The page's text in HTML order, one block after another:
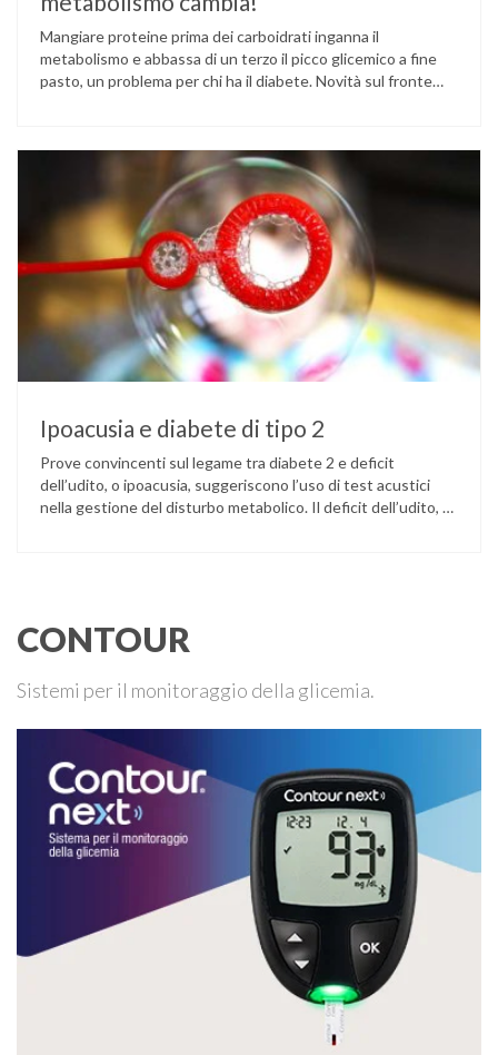
Mangiare proteine prima dei carboidrati inganna il
metabolismo e abbassa di un terzo il picco glicemico a fine
pasto, un problema per chi ha il diabete. Novità sul fronte
come ingannare il metabolismo ed evitare che gli zuccheri …
Ipoacusia e diabete di tipo 2
Prove convincenti sul legame tra diabete 2 e deficit
dell’udito, o ipoacusia, suggeriscono l’uso di test acustici
nella gestione del disturbo metabolico. Il deficit dell’udito, o
CONTOUR
Sistemi per il monitoraggio della glicemia.